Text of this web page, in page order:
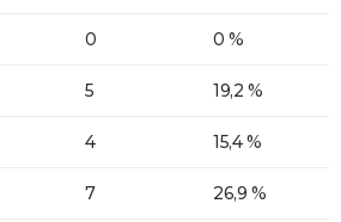
0 0 %
5 19,2 %
4 15,4 %
7 26,9 %